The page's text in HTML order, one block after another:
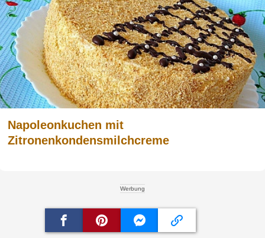
Napoleonkuchen mit
Zitronenkondensmilchcreme
Werbung